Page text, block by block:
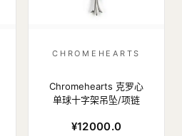
CHROMEHEARTS
Chromehearts 克罗心
单球十字架吊坠/项链
¥12000.0